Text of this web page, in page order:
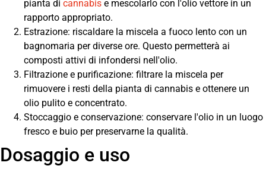
pianta di cannabis e mescolarlo con l'olio vettore in un
rapporto appropriato.
Estrazione: riscaldare la miscela a fuoco lento con un
bagnomaria per diverse ore. Questo permetterà ai
composti attivi di infondersi nell'olio.
Filtrazione e purificazione: filtrare la miscela per
rimuovere i resti della pianta di cannabis e ottenere un
olio pulito e concentrato.
Stoccaggio e conservazione: conservare l'olio in un luogo
fresco e buio per preservarne la qualità.
Dosaggio e uso